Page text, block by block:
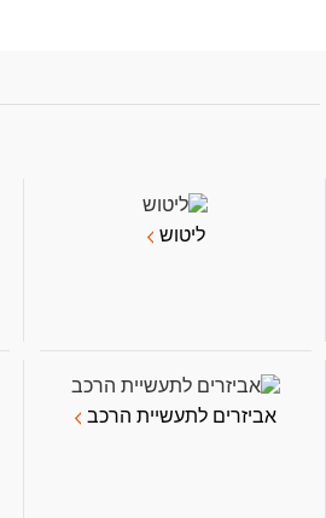
ליטוש
אביזרים לתעשיית הרכב